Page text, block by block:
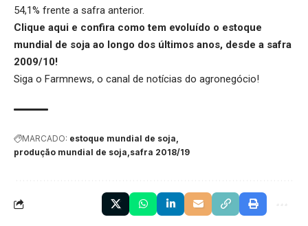
54,1% frente a safra anterior.
Clique aqui e confira como tem evoluído o estoque
mundial de soja ao longo dos últimos anos, desde a safra
2009/10!
Siga o Farmnews, o canal de notícias do agronegócio!
MARCADO: estoque mundial de soja
produção mundial de soja safra 2018/19